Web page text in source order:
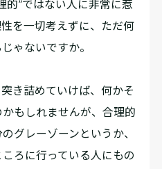
”ではない人に非常に惹
を一切考えずに、ただ何
ゃないですか。
き詰めていけば、何かそ
もしれませんが、合理的
グレーゾーンというか、
ろに行っている人にもの